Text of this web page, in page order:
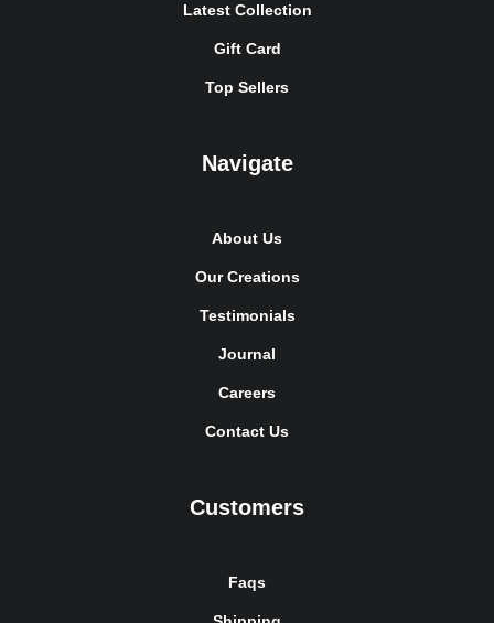
Latest Collection
Gift Card
Top Sellers
Navigate
About Us
Our Creations
Testimonials
Journal
Careers
Contact Us
Customers
Faqs